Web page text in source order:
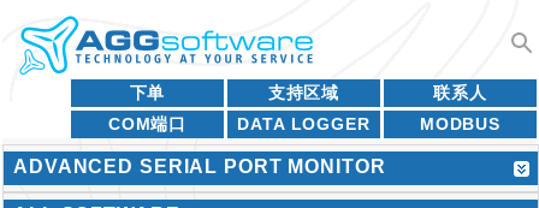
联系人
支持区域
下单
MODBUS
DATA LOGGER
COM端口
ADVANCED SERIAL PORT MONITOR